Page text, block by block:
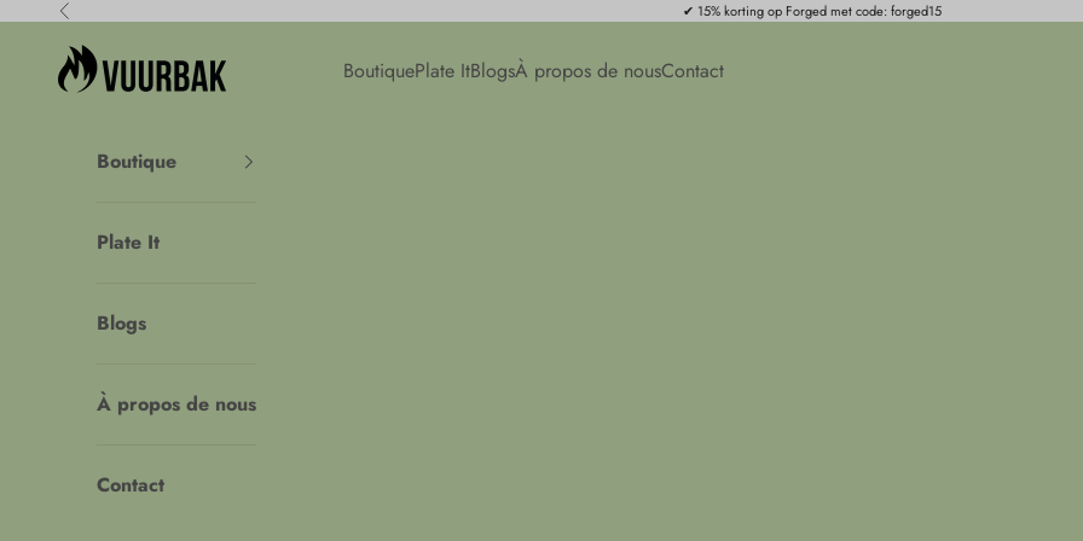
Passer au contenu
Précédent ✔ 15% korting op Forged met code: forged15
Vuurbak BoutiquePlate ItBlogsÀ propos de nousContact
Boutique
Plate It
Blogs
À propos de nous
Contact